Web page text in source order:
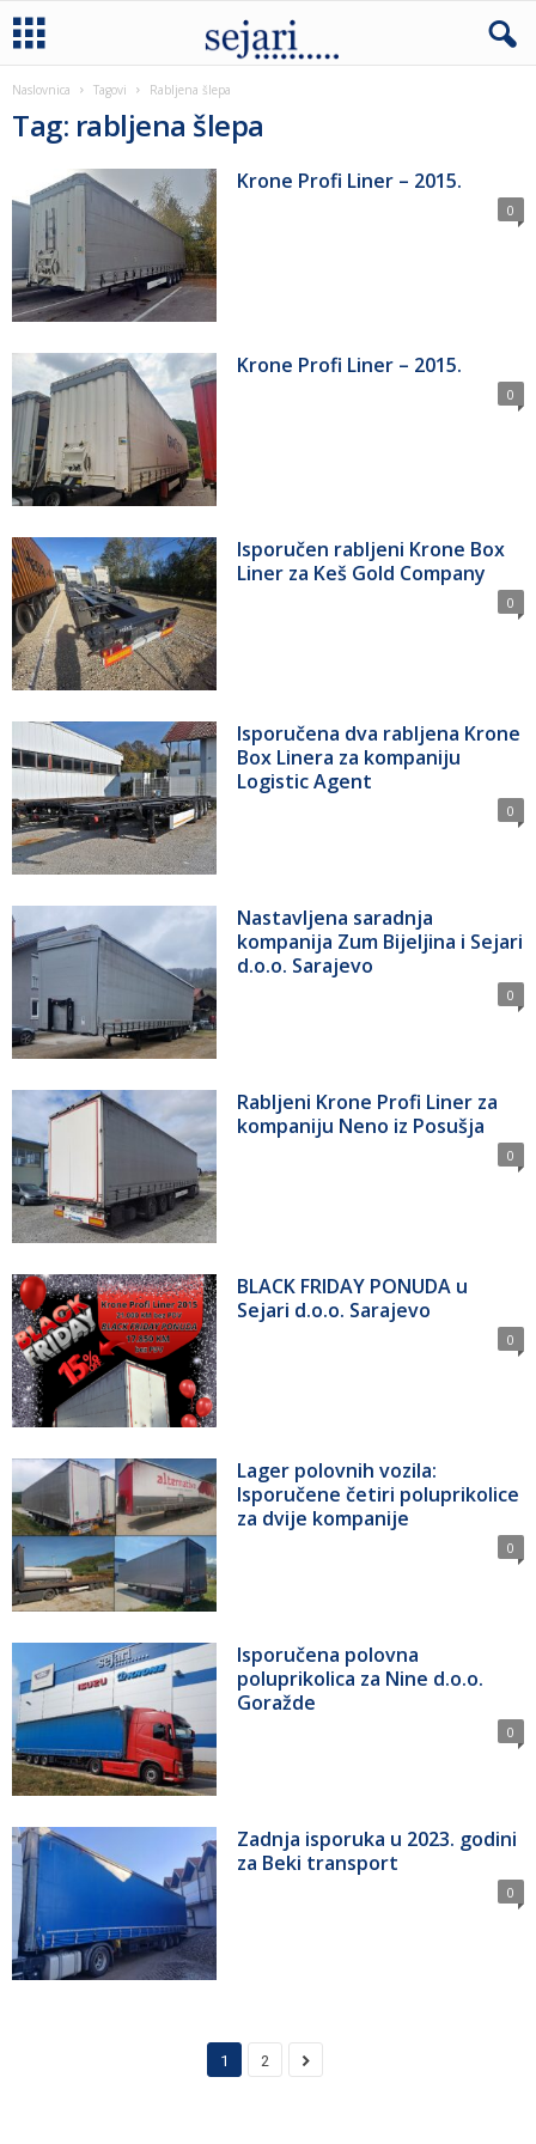
Naslovnica Tagovi Rabljena šlepa
Tag: rabljena šlepa
Krone Profi Liner – 2015.
0
Krone Profi Liner – 2015.
0
Isporučen rabljeni Krone Box
Liner za Keš Gold Company
0
Isporučena dva rabljena Krone
Box Linera za kompaniju
Logistic Agent
0
Nastavljena saradnja
kompanija Zum Bijeljina i Sejari
d.o.o. Sarajevo
0
Rabljeni Krone Profi Liner za
kompaniju Neno iz Posušja
0
BLACK FRIDAY PONUDA u
Sejari d.o.o. Sarajevo
0
Lager polovnih vozila:
Isporučene četiri poluprikolice
za dvije kompanije
0
Isporučena polovna
poluprikolica za Nine d.o.o.
Goražde
0
Zadnja isporuka u 2023. godini
za Beki transport
0
1 2